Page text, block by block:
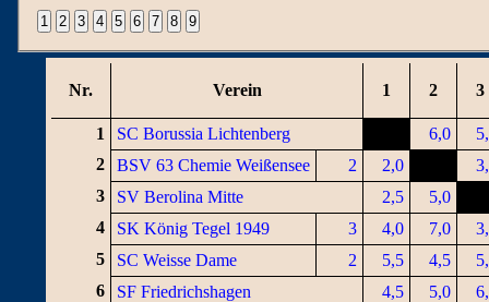
Nr. Verein 1 2 3
1 SC Borussia Lichtenberg 6,0
2
BSV 63 Chemie Weißensee 2 2,0
3
SV Berolina Mitte 2,5
5,0
4
SK König Tegel 1949 3 4,0 7,0
5
SC Weisse Dame 2 5,5 4,5
6
SF Friedrichshagen 4,5 5,0